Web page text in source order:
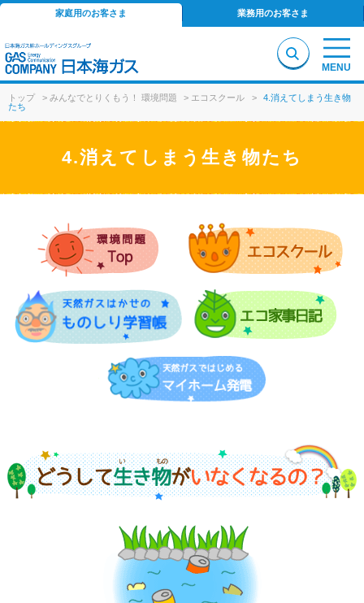
家庭用のお客さま 業務用のお客さま
MENU
トップ > みんなでとりくもう！ 環境問題 > エコスクール >
4.消えてしまう生き物
たち
4.消えてしまう生き物たち